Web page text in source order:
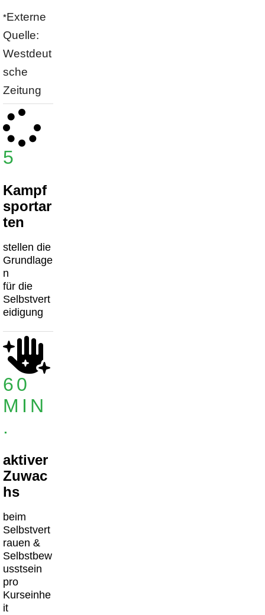
*Externe
Quelle:
Westdeut
sche
Zeitung
5
Kampf
sportar
ten
stellen die
Grundlage
n
für die
Selbstvert
eidigung
60
MIN
.
aktiver
Zuwac
hs
beim
Selbstvert
rauen &
Selbstbew
usstsein
pro
Kurseinhe
it